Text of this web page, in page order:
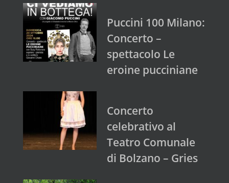
Puccini 100 Milano:
Concerto –
spettacolo Le
eroine pucciniane
Concerto
celebrativo al
Teatro Comunale
di Bolzano – Gries